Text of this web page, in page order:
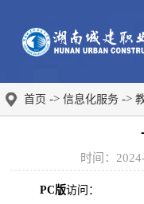
首页 -> 信息化服务 ->
时间：
PC版访问：